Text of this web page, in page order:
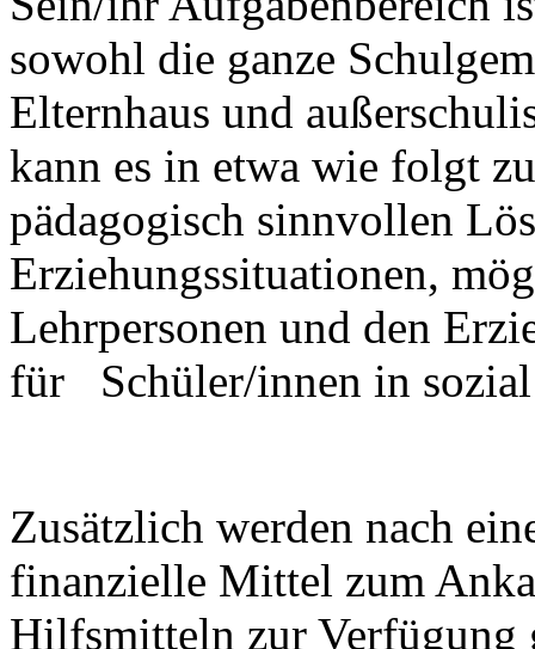
sowohl die ganze
Elternhaus und
kann es in etwa wie folgt
pädagogisch sinnvollen
Erziehungssituationen,
Lehrpersonen und den
für Schüler/innen in
Zusätzlich werden nach
finanzielle Mittel zum
Hilfsmitteln zur Verfügung